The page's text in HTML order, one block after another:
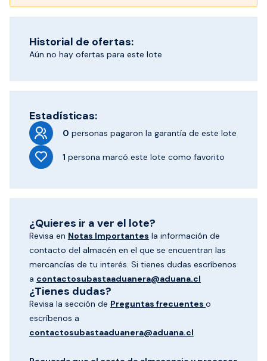
Historial de ofertas:
Aún no hay ofertas para este lote
Estadísticas:
0 personas pagaron la garantía de este lote
1 persona marcó este lote como favorito
¿Quieres ir a ver el lote?
Revisa en Notas Importantes la información de
contacto del almacén en el que se encuentran las
mercancías de tu interés. Si tienes dudas escríbenos
a contactosubastaaduanera@aduana.cl
¿Tienes dudas?
Revisa la sección de Preguntas frecuentes o
escríbenos a
contactosubastaaduanera@aduana.cl